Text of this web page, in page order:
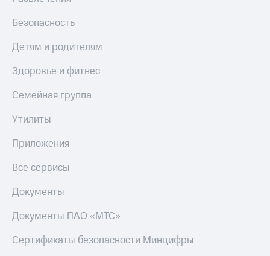
Безопасность
Детям и родителям
Здоровье и фитнес
Семейная группа
Утилиты
Приложения
Все сервисы
Документы
Документы ПАО «МТС»
Сертификаты безопасности Минцифры